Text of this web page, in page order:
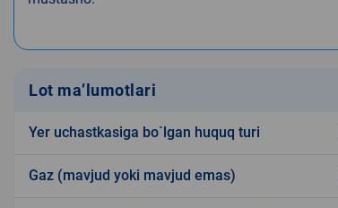
Lot ma’lumotlari
Yer uchastkasiga bo`lgan huquq turi
Gaz (mavjud yoki mavjud emas)